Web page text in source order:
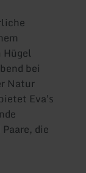
bei
Natur
bietet Eva's
die